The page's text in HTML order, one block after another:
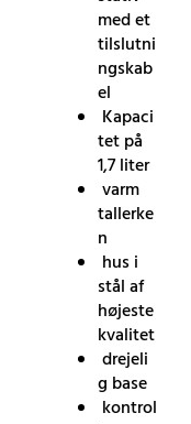
med et
tilslutni
ngskab
el
Kapaci
tet på
1,7 liter
varm
tallerke
n
hus i
stål af
højeste
kvalitet
drejeli
g base
kontrol